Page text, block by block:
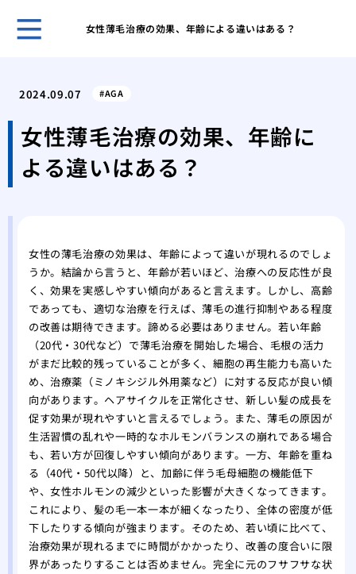
女性薄毛治療の効果、年齢による違いはある？
ケ
脱
薄
を
自
れ！
薄
院
夏
有
あ
の
2024.09.07 AGA
女性薄毛治療の効果、年齢に
よる違いはある？
女性の薄毛治療の効果は、年齢によって違いが現れるのでしょ
うか。結論から言うと、年齢が若いほど、治療への反応性が良
く、効果を実感しやすい傾向があると言えます。しかし、高齢
であっても、適切な治療を行えば、薄毛の進行抑制やある程度
の改善は期待できます。諦める必要はありません。若い年齢
（20代・30代など）で薄毛治療を開始した場合、毛根の活力
がまだ比較的残っていることが多く、細胞の再生能力も高いた
め、治療薬（ミノキシジル外用薬など）に対する反応が良い傾
向があります。ヘアサイクルを正常化させ、新しい髪の成長を
促す効果が現れやすいと言えるでしょう。また、薄毛の原因が
生活習慣の乱れや一時的なホルモンバランスの崩れである場合
も、若い方が回復しやすい傾向があります。一方、年齢を重ね
る（40代・50代以降）と、加齢に伴う毛母細胞の機能低下
や、女性ホルモンの減少といった影響が大きくなってきます。
これにより、髪の毛一本一本が細くなったり、全体の密度が低
下したりする傾向が強まります。そのため、若い頃に比べて、
治療効果が現れるまでに時間がかかったり、改善の度合いに限
界があったりすることは否めません。完全に元のフサフサな状